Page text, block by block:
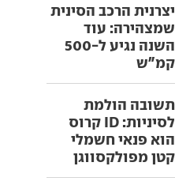
יצרנית הרכב הסינית
שמצהירה: עוד
השנה נגיע ל-500
קמ"ש
תשובה הולמת
לסיניות: ID קרוס
הוא פנאי חשמלי
קטן מפולקסווגן